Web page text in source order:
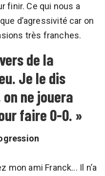
finir. Ce qui nous a
d’agressivité car on
très franches.
de la
Je le dis
ne jouera
faire 0-0. »
mon ami Franck... Il n’a